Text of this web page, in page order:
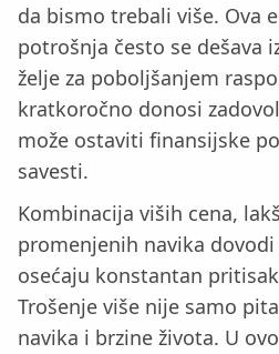
da bismo trebali više. Ova
potrošnja često se dešava
želje za poboljšanjem
kratkoročno donosi
može ostaviti finansijske
savesti.
Kombinacija viših cena,
promenjenih navika
osećaju konstantan
Trošenje više nije samo
navika i brzine života. U